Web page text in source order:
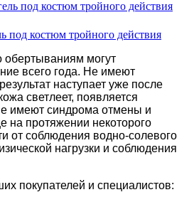
под костюм тройного действия
могут
всего года. Не имеют
наступает уже после
светлеет, появляется
имеют синдрома отмены и
на протяжении некоторого
от соблюдения водно-солевого
нагрузки и соблюдения
покупателей и специалистов: